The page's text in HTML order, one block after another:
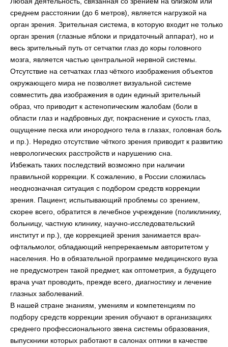
среднем расстоянии (до 6 метров), является нагрузкой на
орган зрения. Зрительная система, в которую входит не только
орган зрения (глазные яблоки и придаточный аппарат), но и
весь зрительный путь от сетчатки глаз до коры головного
мозга, является частью центральной нервной системы.
Отсутствие на сетчатках глаз чёткого изображения объектов
окружающего мира не позволяет визуальной системе
совместить два изображения в один единый зрительный
образ, что приводит к астенопическим жалобам (боли в
области глаз и надбровных дуг, покраснение и сухость глаз,
ощущение песка или инородного тела в глазах, головная боль
и пр.). Нередко отсутствие чёткого зрения приводит к развитию
неврологических расстройств и нарушению сна.
Избежать таких последствий возможно при наличии
правильной коррекции. К сожалению, в России сложилась
неоднозначная ситуация с подбором средств коррекции
зрения. Пациент, испытывающий проблемы со зрением,
скорее всего, обратится в лечебное учреждение (поликлинику,
больницу, частную клинику, научно-исследовательский
институт и пр.), где коррекцией зрения занимается врач-
офтальмолог, обладающий непререкаемым авторитетом у
населения. Но в обязательной программе медицинского вуза
не предусмотрен такой предмет, как оптометрия, а будущего
врача учат проводить, прежде всего, диагностику и лечение
глазных заболеваний.
В нашей стране знаниям, умениям и компетенциям по
подбору средств коррекции зрения обучают в организациях
среднего профессионального звена системы образования,
выпускники которых работают в салонах оптики в качестве